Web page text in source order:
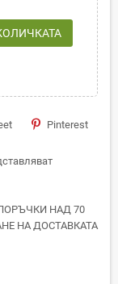
Pinterest
НАД 70
НА ДОСТАВКАТА